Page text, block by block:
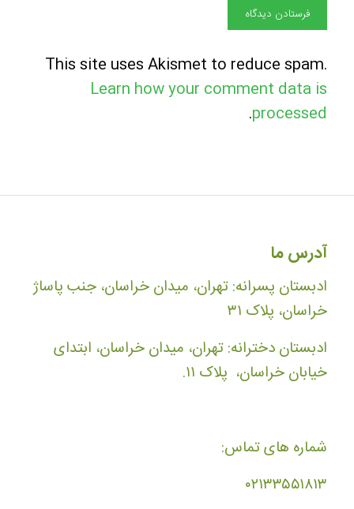
This site uses Akismet to reduce spam.
Learn how your comment data is
processed
.
آدرس ما
ادبستان پسرانه: تهران، میدان خراسان، جنب پاساژ
خراسان، پلاک ۳۱
ادبستان دخترانه: تهران، میدان خراسان، ابتدای
خیابان خراسان، پلاک ۱۱.
شماره های تماس:
۰۲۱۳۳۵۵۱۸۱۳